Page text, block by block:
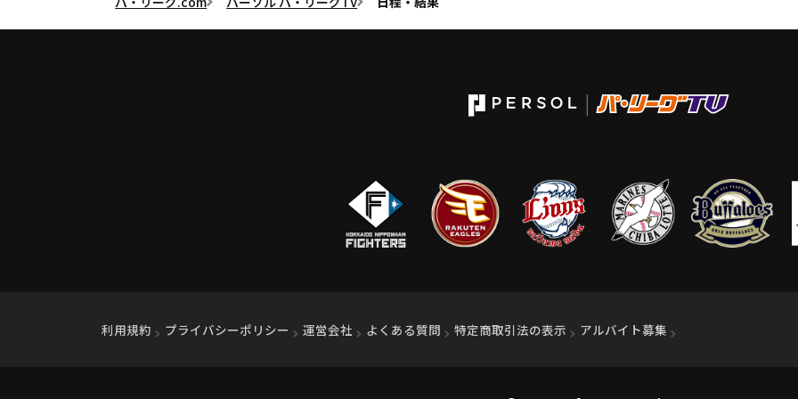
利用規約 プライバシーポリシー 運営会社 （別ウィンドウで開く）
よくある質問 特定商取引法の表示 アルバイト募集 （別ウィンドウで開く